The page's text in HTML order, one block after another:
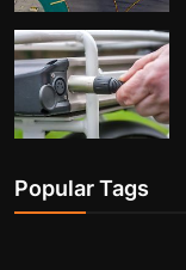
Popular Tags